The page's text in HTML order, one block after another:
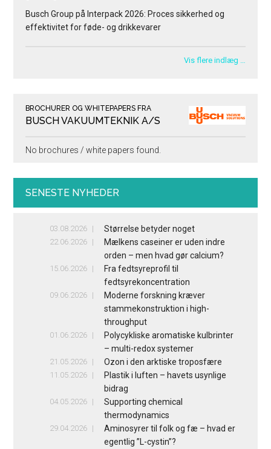
Busch Group på Interpack 2026: Proces sikkerhed og
effektivitet for føde- og drikkevarer
Vis flere indlæg …
BROCHURER OG WHITEPAPERS FRA
BUSCH VAKUUMTEKNIK A/S
No brochures / white papers found.
SENESTE NYHEDER
03.08.2026 Størrelse betyder noget
22.06.2026
Mælkens caseiner er uden indre
orden – men hvad gør calcium?
15.06.2026
Fra fedtsyreprofil til
fedtsyrekoncentration
09.06.2026
Moderne forskning kræver
stammekonstruktion i high-
throughput
01.06.2026
Polycykliske aromatiske kulbrinter
– multi-redox systemer
21.05.2026 Ozon i den arktiske troposfære
11.05.2026
Plastik i luften – havets usynlige
bidrag
04.05.2026
Supporting chemical
thermodynamics
29.04.2026
Aminosyrer til folk og fæ – hvad er
egentlig ”L-cystin”?